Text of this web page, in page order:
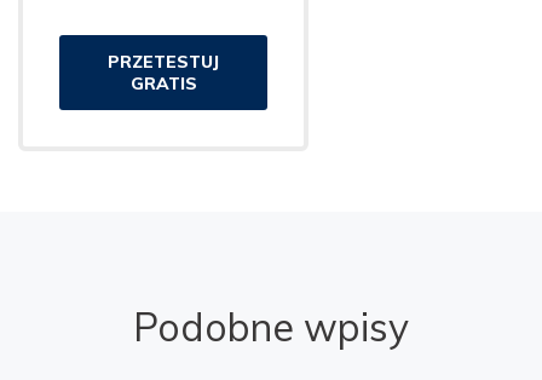
PRZETESTUJ
GRATIS
Podobne wpisy